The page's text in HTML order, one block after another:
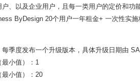
户、以及企业用户，且每一类用户的定价和功
ByDesign 20个用户一年租金+ 一次性实施
每季度发布一个升级版本，具体升级日期由
最小值）：1
最小值）：20